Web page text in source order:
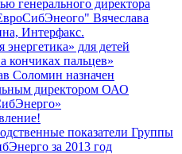
генерального директора
Вячеслава
Интерфакс.
энергетика» для детей
кончиках пальцев»
Соломин назначен
директором ОАО
показатели Группы
за 2013 год